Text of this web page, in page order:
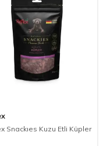
Snackıes Kuzu Etli Küpler